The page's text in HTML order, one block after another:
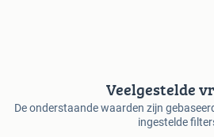
Veelgestelde
De onderstaande waarden zijn
ingestelde